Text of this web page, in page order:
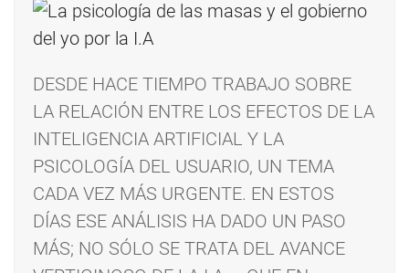
DESDE HACE TIEMPO TRABAJO SOBRE
LA RELACIÓN ENTRE LOS EFECTOS DE LA
INTELIGENCIA ARTIFICIAL Y LA
PSICOLOGÍA DEL USUARIO, UN TEMA
CADA VEZ MÁS URGENTE. EN ESTOS
DÍAS ESE ANÁLISIS HA DADO UN PASO
MÁS; NO SÓLO SE TRATA DEL AVANCE